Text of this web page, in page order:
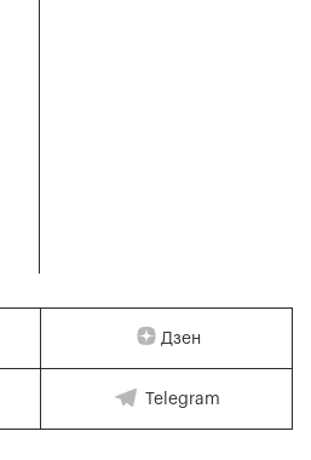
Дзен
Telegram